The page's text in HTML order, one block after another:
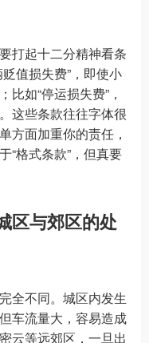
打起十二分精神看条
值损失费”，即使小
如“停运损失费”，
这些条款往往字体很
方面加重你的责任，
“格式条款”，但真要
区与郊区的处
全不同。城区内发生
车流量大，容易造成
云等远郊区，一旦出